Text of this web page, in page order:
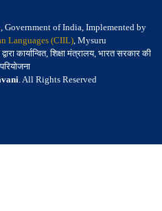
, Government of India, Implemented by
Languages (CIIL), Mysuru
कार्यान्वित, शिक्षा मंत्रालय, भारत सरकार की
. All Rights Reserved